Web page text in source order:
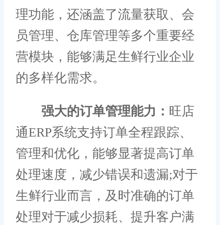
理功能，还涵盖了流量获取、会
员管理、仓库管理等多个重要经
营模块，能够满足生鲜行业企业
的多样化需求。
强大的订单管理能力： 旺店
通ERP系统支持订单全程跟踪、
管理和优化，能够显著提高订单
处理速度，减少错误和遗漏;对于
生鲜行业而言，及时准确的订单
处理对于减少损耗、提升客户满